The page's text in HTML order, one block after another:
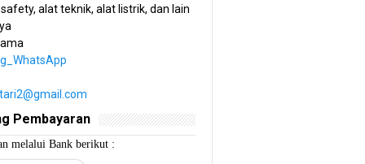
alat teknik, alat listrik, dan lain
Pembayaran
melalui Bank berikut :